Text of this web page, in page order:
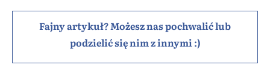
Fajny artykuł? Możesz nas pochwalić lub
podzielić się nim z innymi :)